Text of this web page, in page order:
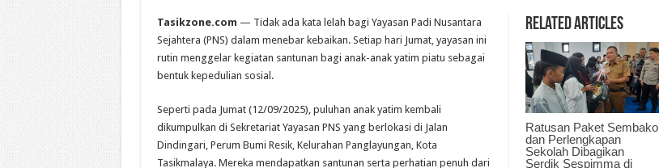
Yayasan
Konsisten
Berbagi
Kebahagiaan
untuk
Anak
Related Articles
Ratusan Paket Sembako
dan Perlengkapan
Sekolah Dibagikan
Serdik Sespimma di
Tasikzone.com — Tidak ada kata lelah bagi Yayasan Padi Nusantara
Sejahtera (PNS) dalam menebar kebaikan. Setiap hari Jumat, yayasan ini
rutin menggelar kegiatan santunan bagi anak-anak yatim piatu sebagai
bentuk kepedulian sosial.
Seperti pada Jumat (12/09/2025), puluhan anak yatim kembali
dikumpulkan di Sekretariat Yayasan PNS yang berlokasi di Jalan
Dindingari, Perum Bumi Resik, Kelurahan Panglayungan, Kota
Tasikmalaya. Mereka mendapatkan santunan serta perhatian penuh dari